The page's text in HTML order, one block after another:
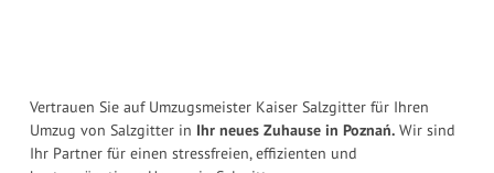
Vertrauen Sie auf Umzugsmeister Kaiser Salzgitter für Ihren
Umzug von Salzgitter in Ihr neues Zuhause in Poznań. Wir sind
Ihr Partner für einen stressfreien, effizienten und